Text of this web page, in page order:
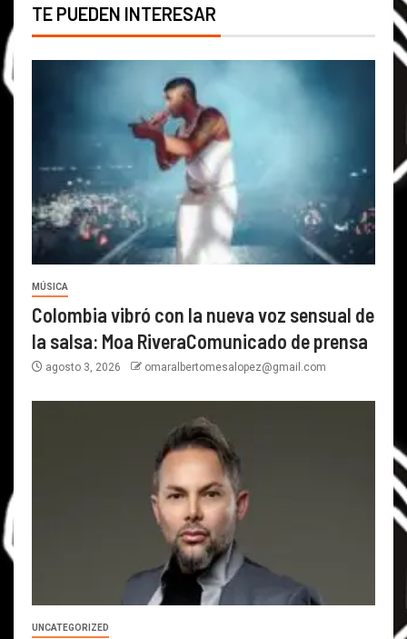
TE PUEDEN INTERESAR
MÚSICA
Colombia vibró con la nueva voz sensual de
la salsa: Moa RiveraComunicado de prensa
agosto 3, 2026 omaralbertomesalopez@gmail.com
UNCATEGORIZED